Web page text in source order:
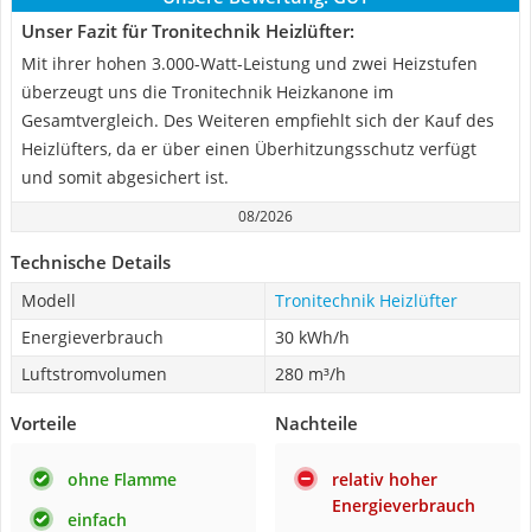
Unser Fazit für Tronitechnik Heizlüfter:
Mit ihrer hohen 3.000-Watt-Leistung und zwei Heizstufen
überzeugt uns die Tronitechnik Heizkanone im
Gesamtvergleich. Des Weiteren empfiehlt sich der Kauf des
Heizlüfters, da er über einen Überhitzungsschutz verfügt
und somit abgesichert ist.
08/2026
Technische Details
Modell
Tronitechnik Heizlüfter
Energieverbrauch
30 kWh/h
Luftstromvolumen
280 m³/h
Vorteile
ohne Flamme
einfach
Nachteile
relativ hoher
Energieverbrauch